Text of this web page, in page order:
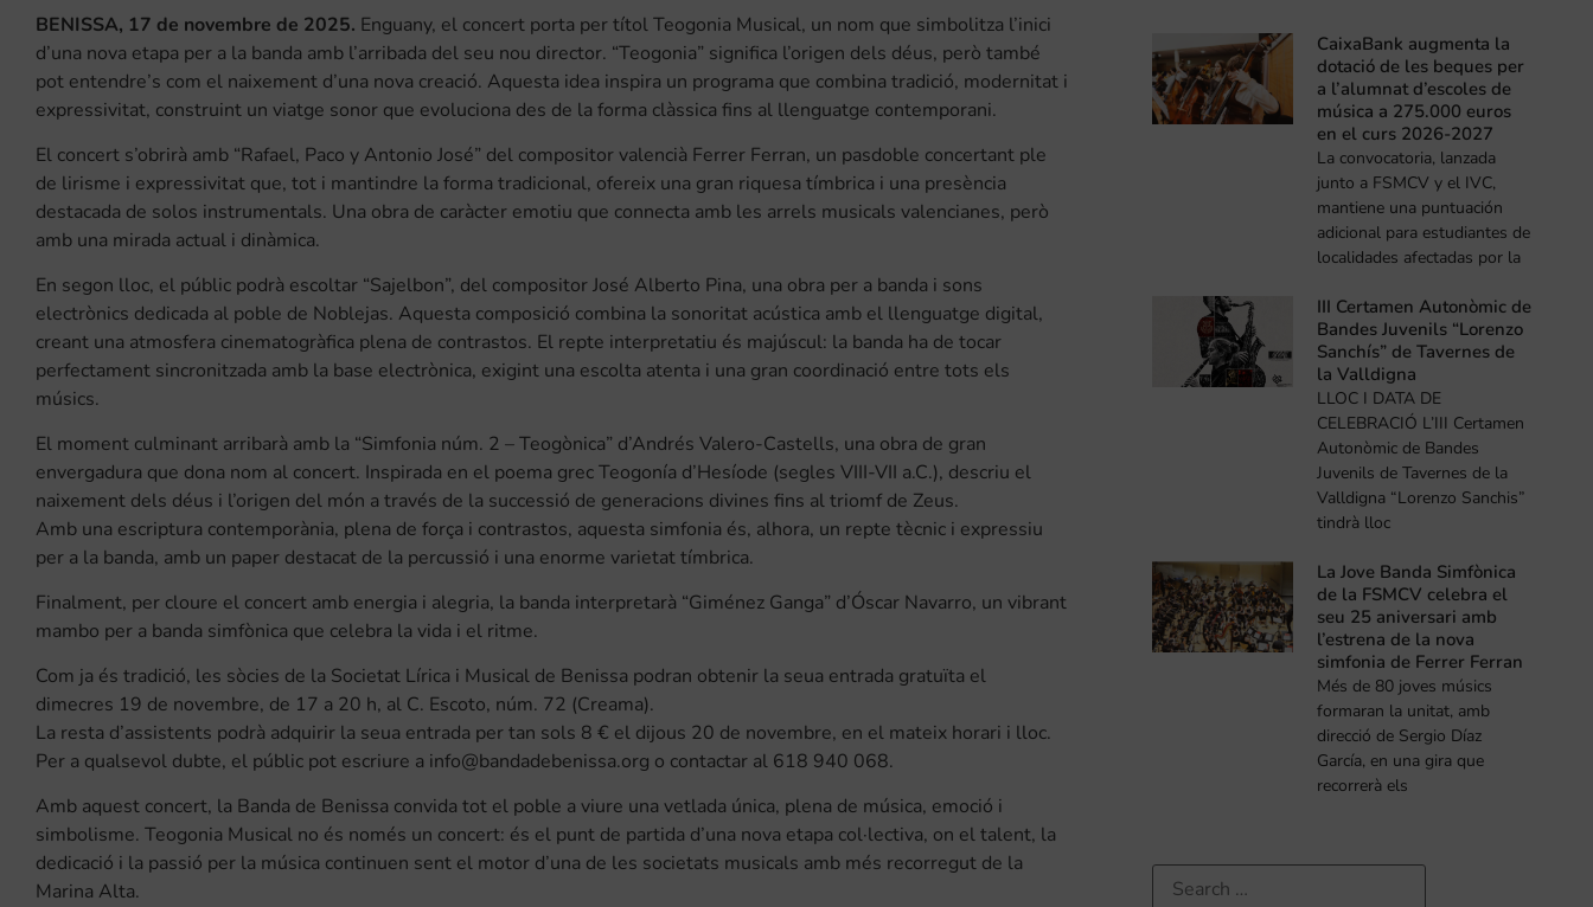
BENISSA, 17 de novembre de 2025. Enguany, el concert porta per títol Teogonia Musical, un nom que simbolitza l’inici
d’una nova etapa per a la banda amb l’arribada del seu nou director. “Teogonia” significa l’origen dels déus, però també
pot entendre’s com el naixement d’una nova creació. Aquesta idea inspira un programa que combina tradició, modernitat i
expressivitat, construint un viatge sonor que evoluciona des de la forma clàssica fins al llenguatge contemporani.
El concert s’obrirà amb “Rafael, Paco y Antonio José” del compositor valencià Ferrer Ferran, un pasdoble concertant ple
de lirisme i expressivitat que, tot i mantindre la forma tradicional, ofereix una gran riquesa tímbrica i una presència
destacada de solos instrumentals. Una obra de caràcter emotiu que connecta amb les arrels musicals valencianes, però
amb una mirada actual i dinàmica.
En segon lloc, el públic podrà escoltar “Sajelbon”, del compositor José Alberto Pina, una obra per a banda i sons
electrònics dedicada al poble de Noblejas. Aquesta composició combina la sonoritat acústica amb el llenguatge digital,
creant una atmosfera cinematogràfica plena de contrastos. El repte interpretatiu és majúscul: la banda ha de tocar
perfectament sincronitzada amb la base electrònica, exigint una escolta atenta i una gran coordinació entre tots els
músics.
El moment culminant arribarà amb la “Simfonia núm. 2 – Teogònica” d’Andrés Valero-Castells, una obra de gran
envergadura que dona nom al concert. Inspirada en el poema grec Teogonía d’Hesíode (segles VIII-VII a.C.), descriu el
naixement dels déus i l’origen del món a través de la successió de generacions divines fins al triomf de Zeus.
Amb una escriptura contemporània, plena de força i contrastos, aquesta simfonia és, alhora, un repte tècnic i expressiu
per a la banda, amb un paper destacat de la percussió i una enorme varietat tímbrica.
Finalment, per cloure el concert amb energia i alegria, la banda interpretarà “Giménez Ganga” d’Óscar Navarro, un vibrant
mambo per a banda simfònica que celebra la vida i el ritme.
Com ja és tradició, les sòcies de la Societat Lírica i Musical de Benissa podran obtenir la seua entrada gratuïta el
dimecres 19 de novembre, de 17 a 20 h, al C. Escoto, núm. 72 (Creama).
La resta d’assistents podrà adquirir la seua entrada per tan sols 8 € el dijous 20 de novembre, en el mateix horari i lloc.
Per a qualsevol dubte, el públic pot escriure a info@bandadebenissa.org o contactar al 618 940 068.
Amb aquest concert, la Banda de Benissa convida tot el poble a viure una vetlada única, plena de música, emoció i
simbolisme. Teogonia Musical no és només un concert: és el punt de partida d’una nova etapa col·lectiva, on el talent, la
dedicació i la passió per la música continuen sent el motor d’una de les societats musicals amb més recorregut de la
Marina Alta.
CaixaBank augmenta la
dotació de les beques per
a l’alumnat d’escoles de
música a 275.000 euros
en el curs 2026-2027
La convocatoria, lanzada
junto a FSMCV y el IVC,
mantiene una puntuación
adicional para estudiantes de
localidades afectadas por la
III Certamen Autonòmic de
Bandes Juvenils “Lorenzo
Sanchís” de Tavernes de
la Valldigna
LLOC I DATA DE
CELEBRACIÓ L’III Certamen
Autonòmic de Bandes
Juvenils de Tavernes de la
Valldigna “Lorenzo Sanchis”
tindrà lloc
La Jove Banda Simfònica
de la FSMCV celebra el
seu 25 aniversari amb
l’estrena de la nova
simfonia de Ferrer Ferran
Més de 80 joves músics
formaran la unitat, amb
direcció de Sergio Díaz
García, en una gira que
recorrerà els